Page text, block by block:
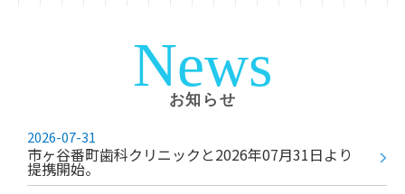
News
お知らせ
2026-07-31
市ヶ谷番町歯科クリニックと2026年07⽉31⽇より
提携開始。